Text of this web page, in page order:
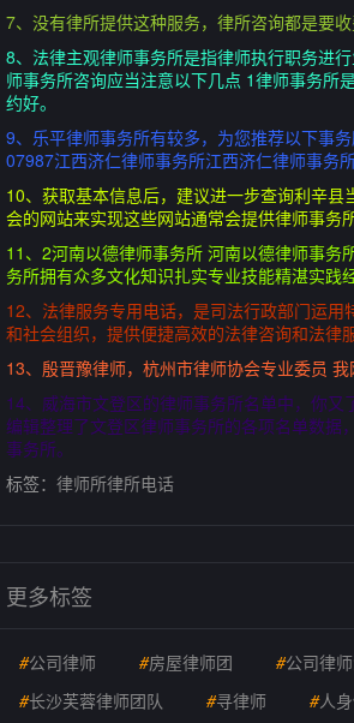
7、没有律所提供这种服务，律所咨询都是要
8、法律主观律师事务所是指律师执行职务进
师事务所咨询应当注意以下几点 1律师事务所
约好。
9、乐平律师事务所有较多，为您推荐以下事
07987江西济仁律师事务所江西济仁律师事务
10、获取基本信息后，建议进一步查询利辛
会的网站来实现这些网站通常会提供律师事务
11、2河南以德律师事务所 河南以德律师事务
务所拥有众多文化知识扎实专业技能精湛实践
12、法律服务专用电话，是司法行政部门运
和社会组织，提供便捷高效的法律咨询和法律
13、殷晋豫律师，杭州市律师协会专业委员 我
14、威海市文登区的律师事务所名单中，你
编辑整理了文登区律师事务所的各项名单数
事务所。
标签： 律师所律所电话
更多标签
#公司律师 #房屋律师团 #公司律
#长沙芙蓉律师团队 #寻律师 #人